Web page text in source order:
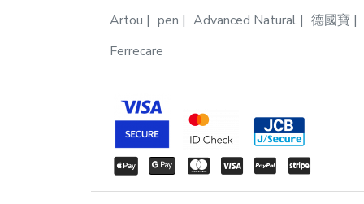
Artou pen Advanced Natural 德國寶
Ferrecare